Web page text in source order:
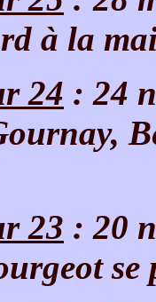
à la
24 : 24
23 : 20
se